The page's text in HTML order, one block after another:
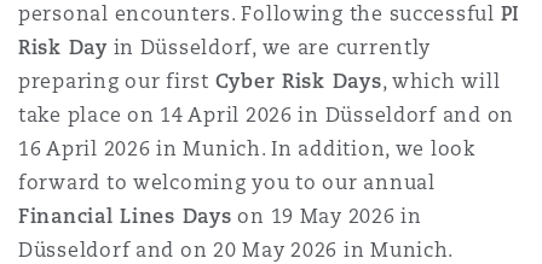
personal encounters. Following the successful PI
Risk Day in Düsseldorf, we are currently
preparing our first Cyber Risk Days, which will
take place on 14 April 2026 in Düsseldorf and on
16 April 2026 in Munich. In addition, we look
forward to welcoming you to our annual
Financial Lines Days on 19 May 2026 in
Düsseldorf and on 20 May 2026 in Munich.